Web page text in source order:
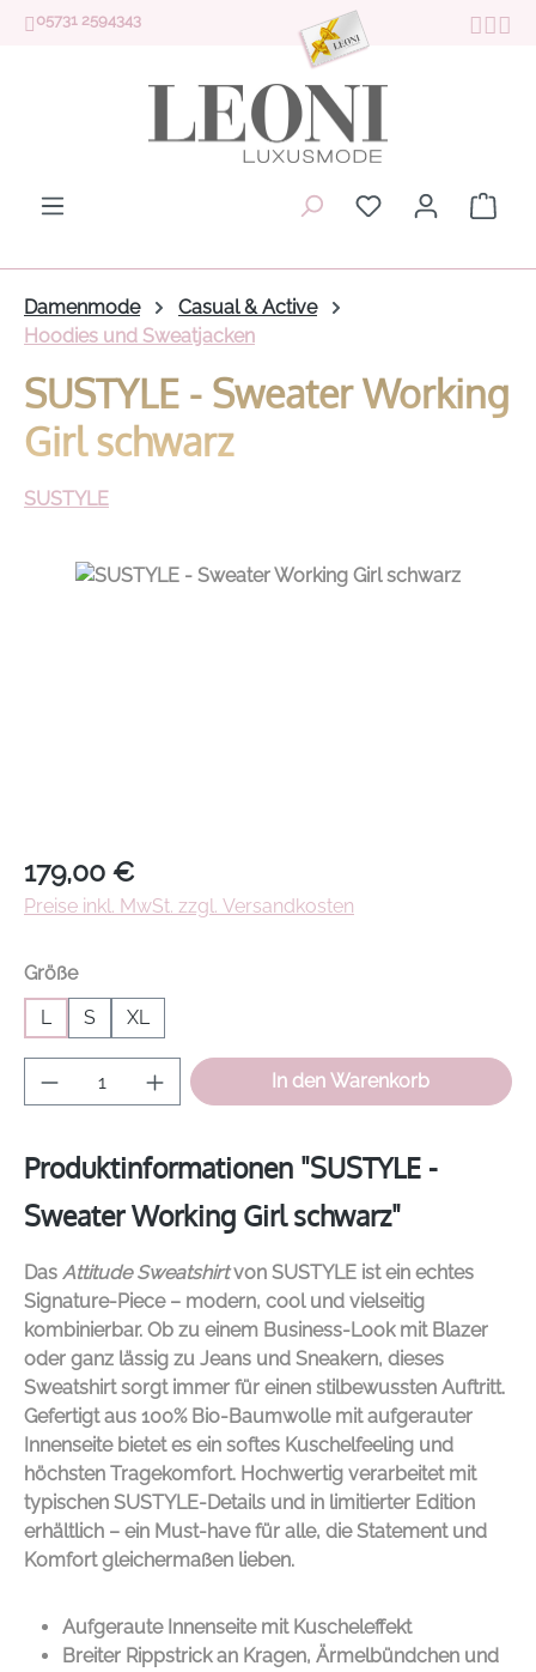
Zum Hauptinhalt springen
05731 2594343
Du hast 0
Damenmode
Casual & Active
Hoodies und Sweatjacken
SUSTYLE - Sweater Working
Girl schwarz
SUSTYLE
Regulärer Preis:
179,00 €
Preise inkl. MwSt. zzgl. Versandkosten
Größeauswählen
L
S XL
Produkt Anzahl: Gib den gewünschten
In den Warenkorb
Produktinformationen "SUSTYLE -
Sweater Working Girl schwarz"
Das Attitude Sweatshirtvon SUSTYLE ist ein echtes
Signature-Piece – modern, cool und vielseitig
kombinierbar. Ob zu einem Business-Look mit Blazer
oder ganz lässig zu Jeans und Sneakern, dieses
Sweatshirt sorgt immer für einen stilbewussten Auftritt.
Gefertigt aus 100% Bio-Baumwolle mit aufgerauter
Innenseite bietet es ein softes Kuschelfeeling und
höchsten Tragekomfort. Hochwertig verarbeitet mit
typischen SUSTYLE-Details und in limitierter Edition
erhältlich – ein Must-have für alle, die Statement und
Komfort gleichermaßen lieben.
Aufgeraute Innenseite mit Kuscheleffekt
Breiter Rippstrick an Kragen, Ärmelbündchen und